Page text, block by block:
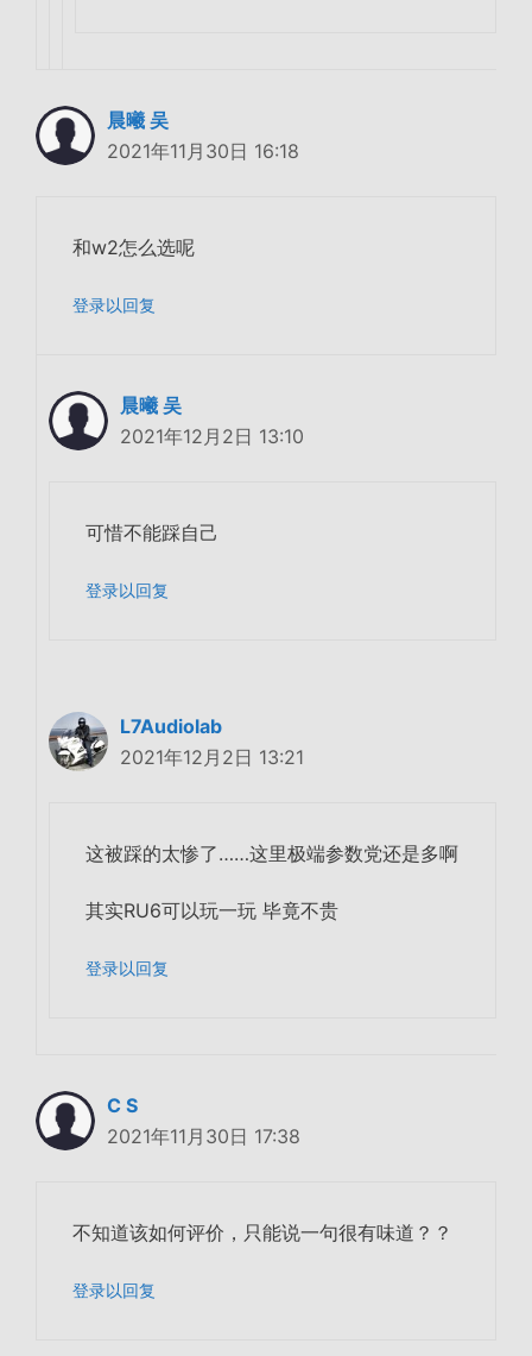
晨曦 吴
2021年11月30日 16:18
和w2怎么选呢
登录以回复
晨曦 吴
2021年12月2日 13:10
可惜不能踩自己
登录以回复
L7Audiolab
2021年12月2日 13:21
这被踩的太惨了……这里极端参数党还是多啊
其实RU6可以玩一玩 毕竟不贵
登录以回复
C S
2021年11月30日 17:38
不知道该如何评价，只能说一句很有味道？？
登录以回复